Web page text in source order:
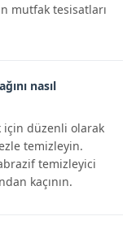
mutfak tesisatları
nasıl
için düzenli olarak
temizleyin.
temizleyici
kaçının.